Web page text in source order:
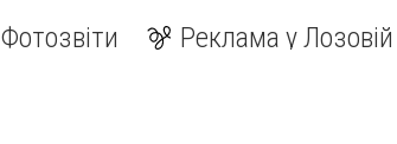
Фотозвіти Реклама у Лозовій